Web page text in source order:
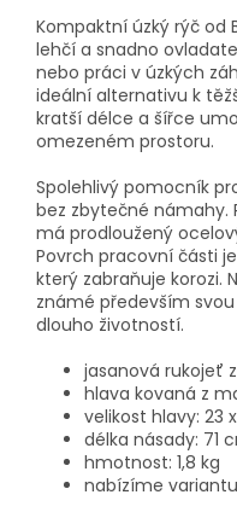
Kompaktní úzký rýč od
lehčí a snadno
nebo práci v úzkých
ideální alternativu k
kratší délce a šířce
omezeném prostoru.
Spolehlivý pomocník
bez zbytečné námahy.
má prodloužený
Povrch pracovní části
který zabraňuje korozi.
známé především
dlouho životností.
jasanová rukojeť
hlava kovaná z
velikost hlavy: 23
délka násady: 71
hmotnost: 1,8 kg
nabízíme